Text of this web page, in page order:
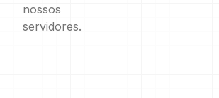
nossos
servidores.